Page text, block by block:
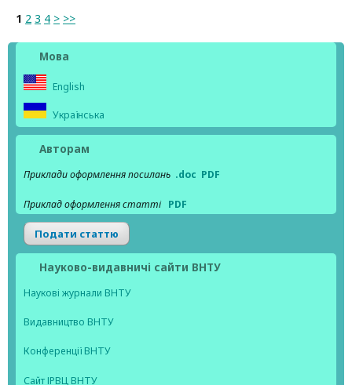
1 2 3 4 > >>
Мова
English
Українська
Авторам
Приклади оформлення посилань .doc PDF
Приклад оформлення статті PDF
Подати статтю
Науково-видавничі сайти ВНТУ
Наукові журнали ВНТУ
Видавництво ВНТУ
Конференції ВНТУ
Сайт ІРВЦ ВНТУ